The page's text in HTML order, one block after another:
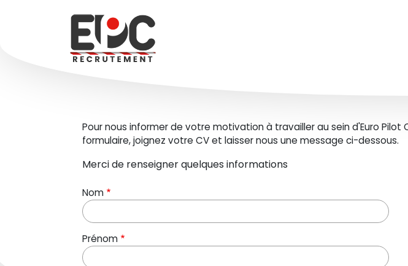
Pour nous informer de votre motivation à travailler au sein d'Euro Pilot
formulaire, joignez votre CV et laisser nous une message ci-dessous.
Merci de renseigner quelques informations
Nom
Prénom